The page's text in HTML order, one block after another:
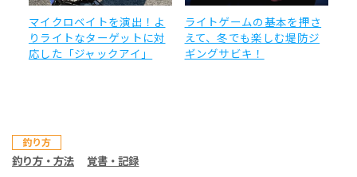
マイクロベイトを演出！よ
りライトなターゲットに対
応した「ジャックアイ」
ライトゲームの基本を押さ
えて、冬でも楽しむ堤防ジ
ギングサビキ！
釣り方
釣り方・方法 覚書・記録